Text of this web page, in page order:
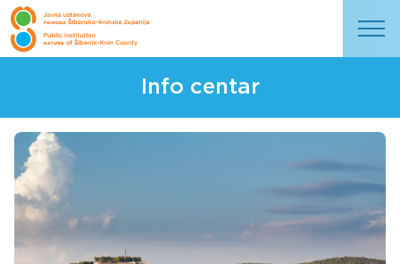
Info centar